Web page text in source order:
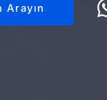
Arayın